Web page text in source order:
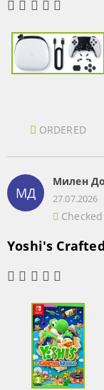
ORDERED
МД
Милен
27.07.2026
Yoshi's